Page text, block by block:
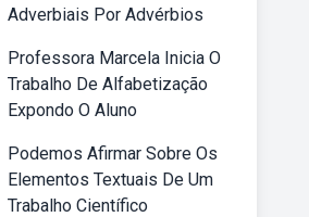
Adverbiais Por Advérbios
Professora Marcela Inicia O
Trabalho De Alfabetização
Expondo O Aluno
Podemos Afirmar Sobre Os
Elementos Textuais De Um
Trabalho Científico